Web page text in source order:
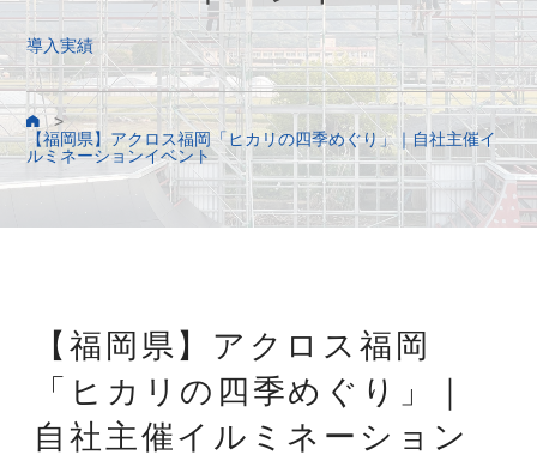
導入実績
>
【福岡県】アクロス福岡「ヒカリの四季めぐり」｜自社主催イ
ルミネーションイベント
【福岡県】アクロス福岡
「ヒカリの四季めぐり」｜
自社主催イルミネーション